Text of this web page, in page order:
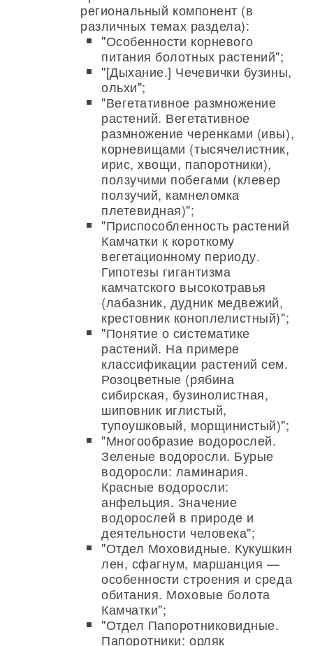
региональный компонент (в
различных темах раздела):
"Особенности корневого
питания болотных растений";
"[Дыхание.] Чечевички бузины,
ольхи";
"Вегетативное размножение
растений. Вегетативное
размножение черенками (ивы),
корневищами (тысячелистник,
ирис, хвощи, папоротники),
ползучими побегами (клевер
ползучий, камнеломка
плетевидная)";
"Приспособленность растений
Камчатки к короткому
вегетационному периоду.
Гипотезы гигантизма
камчатского высокотравья
(лабазник, дудник медвежий,
крестовник коноплелистный)";
"Понятие о систематике
растений. На примере
классификации растений сем.
Розоцветные (рябина
сибирская, бузинолистная,
шиповник иглистый,
тупоушковый, морщинистый)";
"Многообразие водорослей.
Зеленые водоросли. Бурые
водоросли: ламинария.
Красные водоросли:
анфельция. Значение
водорослей в природе и
деятельности человека";
"Отдел Моховидные. Кукушкин
лен, сфагнум, маршанция —
особенности строения и среда
обитания. Моховые болота
Камчатки";
"Отдел Папоротниковидные.
Папоротники: орляк